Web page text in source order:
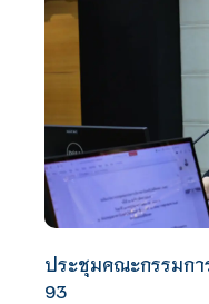
ประชุมคณะกรรมกา
93